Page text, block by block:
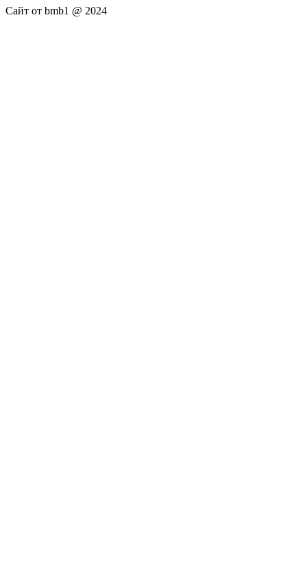
Сайт от bmb1 @ 2024